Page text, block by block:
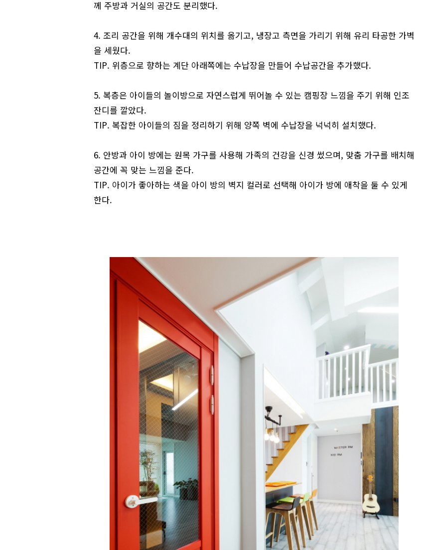
께 주방과 거실의 공간도 분리했다.
4. 조리 공간을 위해 개수대의 위치를 옮기고, 냉장고 측면을 가리기 위해 유리 타공한 가벽
을 세웠다.
TIP. 위층으로 향하는 계단 아래쪽에는 수납장을 만들어 수납공간을 추가했다.
5. 복층은 아이들의 놀이방으로 자연스럽게 뛰어놀 수 있는 캠핑장 느낌을 주기 위해 인조
잔디를 깔았다.
TIP. 복잡한 아이들의 짐을 정리하기 위해 양쪽 벽에 수납장을 넉넉히 설치했다.
6. 안방과 아이 방에는 원목 가구를 사용해 가족의 건강을 신경 썼으며, 맞춤 가구를 배치해
공간에 꼭 맞는 느낌을 준다.
TIP. 아이가 좋아하는 색을 아이 방의 벽지 컬러로 선택해 아이가 방에 애착을 둘 수 있게
한다.